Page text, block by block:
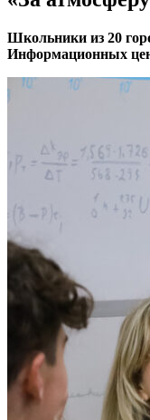
Школьники из 20
Информационных